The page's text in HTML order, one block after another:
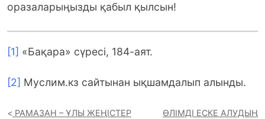
оразаларыңызды қабыл қылсын!
[1] «Бақара» сүресі, 184-аят.
[2] Муслим.кз сайтынан ықшамдалып алынды.
РАМАЗАН – ҰЛЫ ЖЕҢІСТЕР
ӨЛІМДІ ЕСКЕ АЛУДЫҢ